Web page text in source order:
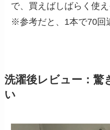
で、買えばしばらく使え
※参考だと、1本で70回
洗濯後レビュー：驚
い